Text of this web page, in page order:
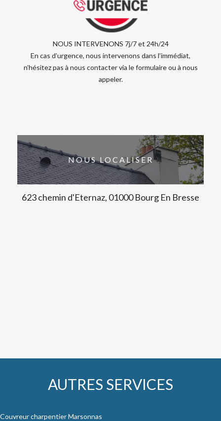
NOUS INTERVENONS 7j/7 et 24h/24
En cas d’urgence, nous intervenons dans l’immédiat,
n’hésitez pas à nous contacter via le formulaire ou à nous
appeler.
NOUS LOCALISER
623 chemin d'Eternaz, 01000 Bourg En Bresse
AUTRES SERVICES
Couvreur charpentier Marsonnas